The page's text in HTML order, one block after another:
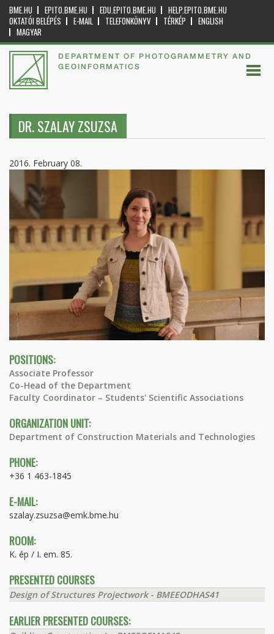
BME.HU EPITO.BME.HU EDU.EPITO.BME.HU
HELP.EPITO.BME.HU
OKTATÓI BELÉPÉS
E-MAIL TELEFONKÖNYV TÉRKÉP
ENGLISH
MAGYAR
DEPARTMENT OF PHOTOGRAMMETRY AND
GEOINFORMATICS
DR. SZALAY ZSUZSA
2016. February 08.
POSITIONS:
Associate Professor
Co-Head of the Department
Faculty Coordinator – Students' Scientific Associations
ORGANIZATION UNIT:
Department of Construction Materials and Technologies
PHONE:
+36 1 463-1845
E-MAIL:
szalay.zsuzsa@emk.bme.hu
ROOM:
K. ép / I. em. 85.
PRESENTED COURSES
Design of Structures Projectwork - BMEEODHAS41
EARLIER PRESENTED COURSES: